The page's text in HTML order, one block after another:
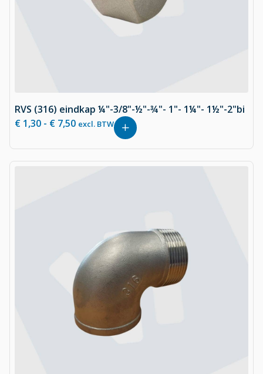
RVS (316) eindkap ¼"-3/8"-½"-¾"- 1"- 1¼"- 1½"-2"bi
€ 1,30 - € 7,50 excl. BTW